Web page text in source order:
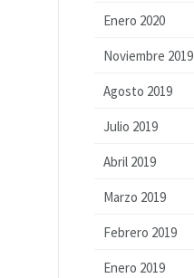
Enero 2020
Noviembre 2019
Agosto 2019
Julio 2019
Abril 2019
Marzo 2019
Febrero 2019
Enero 2019